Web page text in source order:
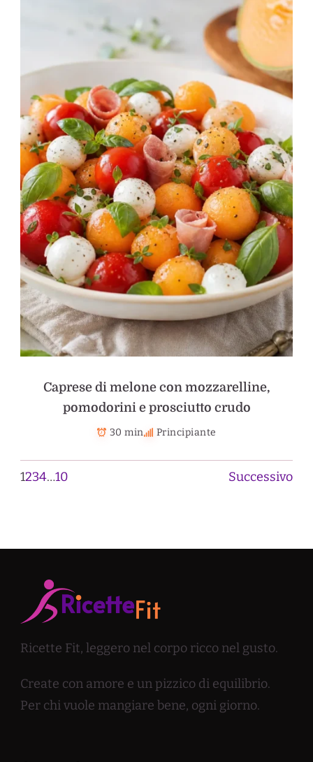
Caprese di melone con mozzarelline,
pomodorini e prosciutto crudo
30 min Principiante
1234…10 Successivo
Ricette Fit, leggero nel corpo ricco nel gusto.
Create con amore e un pizzico di equilibrio.
Per chi vuole mangiare bene, ogni giorno.